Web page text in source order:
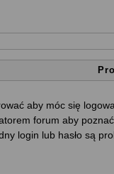
aby móc się
forum aby
login lub hasło